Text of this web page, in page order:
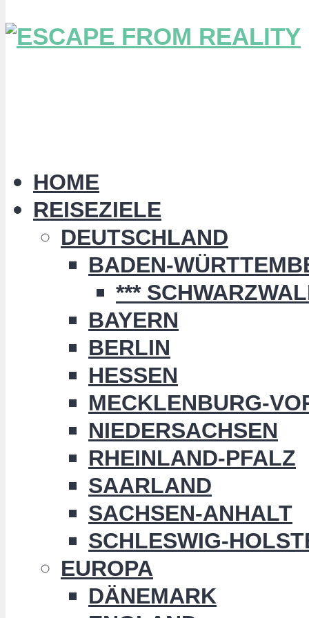
HOME
REISEZIELE
DEUTSCHLAND
BADEN-
***
BAYERN
BERLIN
HESSEN
MECKLENBURG-
NIEDERSACHSEN
RHEINLAND-PFALZ
SAARLAND
SACHSEN-ANHALT
SCHLESWIG-
EUROPA
DÄNEMARK